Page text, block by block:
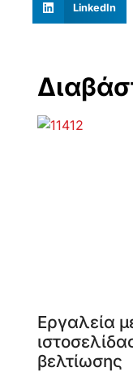
LinkedIn
Εργαλεία
βελτίωσης